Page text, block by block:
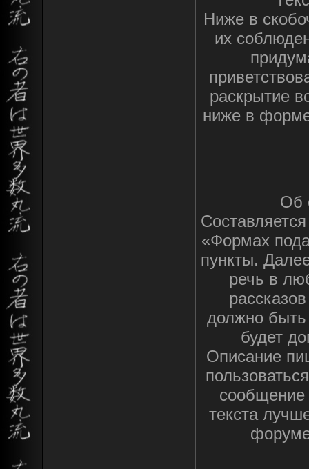
Ниже в
их
раскрытие
ниже в форме
Об
«Формах
пункты.
речь в
должно быть
будет
Описание
текста